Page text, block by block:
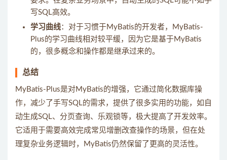
写SQL高效。
学习曲线：对于习惯于MyBatis的开发者，MyBatis-
Plus的学习曲线相对较平缓，因为它是基于MyBatis
的，很多概念和操作都是继承过来的。
总结
MyBatis-Plus是对MyBatis的增强，它通过简化数据库操
作，减少了手写SQL的需求，提供了很多实用的功能，如自
动生成SQL、分页查询、乐观锁等，极大提高了开发效率。
它适用于需要高效完成常见增删改查操作的场景，但在处
理复杂业务逻辑时，MyBatis仍然保留了更高的灵活性。